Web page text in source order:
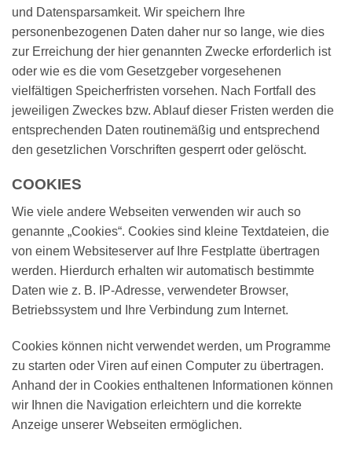
und Datensparsamkeit. Wir speichern Ihre
personenbezogenen Daten daher nur so lange, wie dies
zur Erreichung der hier genannten Zwecke erforderlich ist
oder wie es die vom Gesetzgeber vorgesehenen
vielfältigen Speicherfristen vorsehen. Nach Fortfall des
jeweiligen Zweckes bzw. Ablauf dieser Fristen werden die
entsprechenden Daten routinemäßig und entsprechend
den gesetzlichen Vorschriften gesperrt oder gelöscht.
COOKIES
Wie viele andere Webseiten verwenden wir auch so
genannte „Cookies“. Cookies sind kleine Textdateien, die
von einem Websiteserver auf Ihre Festplatte übertragen
werden. Hierdurch erhalten wir automatisch bestimmte
Daten wie z. B. IP-Adresse, verwendeter Browser,
Betriebssystem und Ihre Verbindung zum Internet.
Cookies können nicht verwendet werden, um Programme
zu starten oder Viren auf einen Computer zu übertragen.
Anhand der in Cookies enthaltenen Informationen können
wir Ihnen die Navigation erleichtern und die korrekte
Anzeige unserer Webseiten ermöglichen.